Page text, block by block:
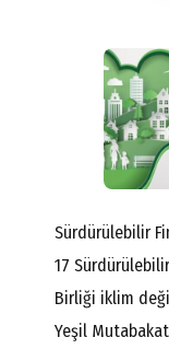
Sürdürülebilir
17
Birliği iklim
Yeşil